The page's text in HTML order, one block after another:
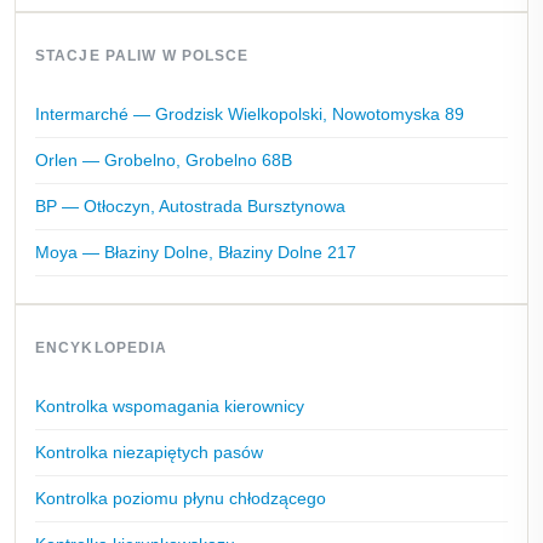
STACJE PALIW W POLSCE
Intermarché — Grodzisk Wielkopolski, Nowotomyska 89
Orlen — Grobelno, Grobelno 68B
BP — Otłoczyn, Autostrada Bursztynowa
Moya — Błaziny Dolne, Błaziny Dolne 217
ENCYKLOPEDIA
Kontrolka wspomagania kierownicy
Kontrolka niezapiętych pasów
Kontrolka poziomu płynu chłodzącego